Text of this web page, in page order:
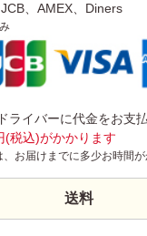
、AMEX、Diners
ライバーに代金をお支
(税込)がかかります
お届けまでに多少お時間
送料